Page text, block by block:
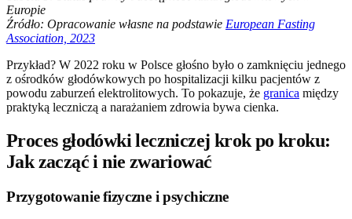
Europie
Źródło: Opracowanie własne na podstawie European Fasting
Association, 2023
Przykład? W 2022 roku w Polsce głośno było o zamknięciu jednego
z ośrodków głodówkowych po hospitalizacji kilku pacjentów z
powodu zaburzeń elektrolitowych. To pokazuje, że granica między
praktyką leczniczą a narażaniem zdrowia bywa cienka.
Proces głodówki leczniczej krok po kroku:
Jak zacząć i nie zwariować
Przygotowanie fizyczne i psychiczne